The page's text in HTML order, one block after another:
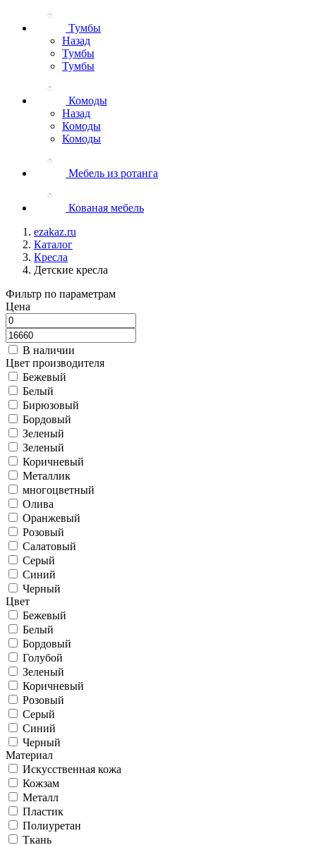
Тумбы
Назад
Тумбы
Тумбы
Комоды
Назад
Комоды
Комоды
Мебель из ротанга
Кованая мебель
ezakaz.ru
Каталог
Кресла
Детские кресла
Фильтр по параметрам
Цена
В наличии
Цвет производителя
Бежевый
Белый
Бирюзовый
Бордовый
Зеленый
Зеленый
Коричневый
Металлик
многоцветный
Олива
Оранжевый
Розовый
Салатовый
Серый
Синий
Черный
Цвет
Бежевый
Белый
Бордовый
Голубой
Зеленый
Коричневый
Розовый
Серый
Синий
Черный
Материал
Искусственная кожа
Кожзам
Металл
Пластик
Полиуретан
Ткань